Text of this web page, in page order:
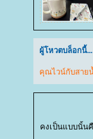
ผู้โหวตบล็อกนี้...
คุณไวน์กับสาย
คงเป็นแบบนั้น